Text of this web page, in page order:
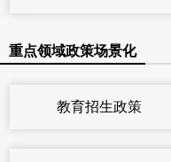
重点领域政策场景化
教育招生政策